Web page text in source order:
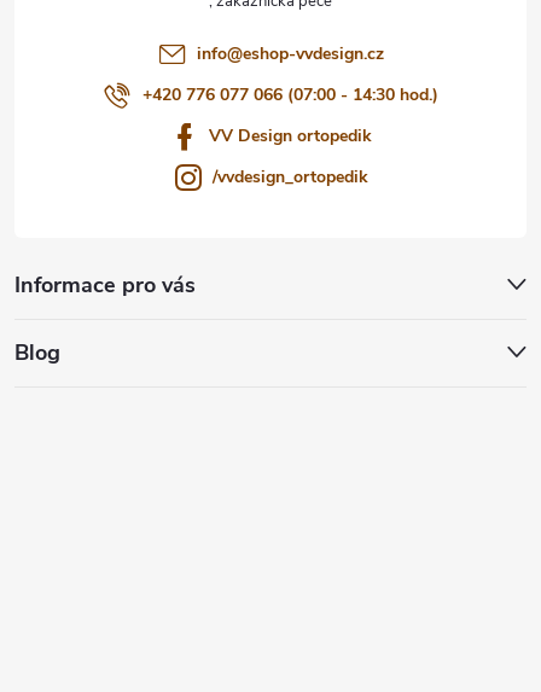
info@eshop-vvdesign.cz
+420 776 077 066 (07:00 - 14:30 hod.)
VV Design ortopedik
/vvdesign_ortopedik
Informace pro vás
Blog